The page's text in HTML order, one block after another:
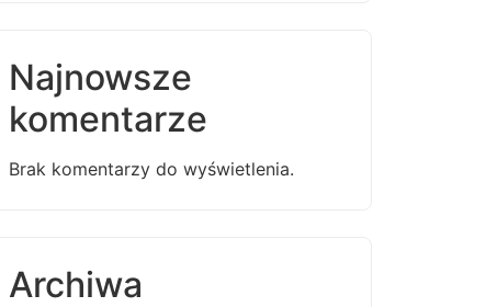
Najnowsze
komentarze
Brak komentarzy do wyświetlenia.
Archiwa